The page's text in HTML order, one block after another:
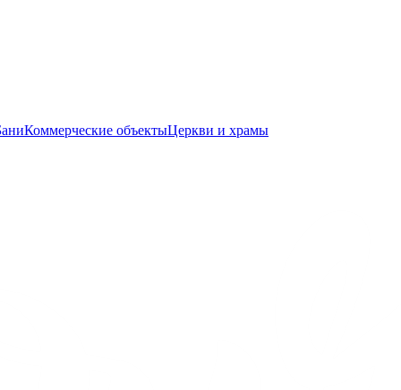
Коммерческие объектыЦеркви и храмы